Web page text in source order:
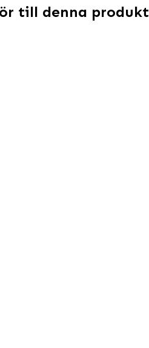
till denna produkt